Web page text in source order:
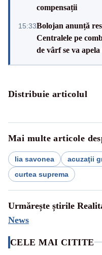
compensații
15:33Bolojan anunță
Centralele pe
de vârf se va
Distribuie articolul
Mai multe articole
lia savonea acuzaţii
curtea suprema
Urmărește știrile
News
CELE MAI CITITE